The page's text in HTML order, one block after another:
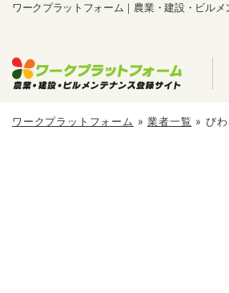
ワークプラットフォーム｜農業・建設・ビル
ワークプラットフォーム »業者一覧 » び